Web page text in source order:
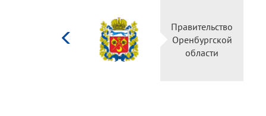
Правительство
Оренбургской
области